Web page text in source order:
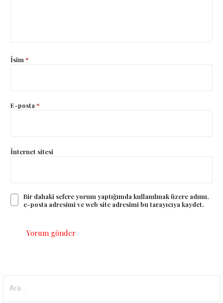
İsim *
E-posta *
İnternet sitesi
Bir dahaki sefere yorum yaptığımda kullanılmak üzere adımı,
e-posta adresimi ve web site adresimi bu tarayıcıya kaydet.